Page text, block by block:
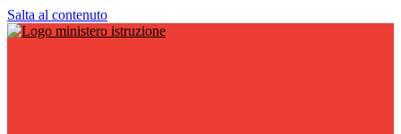
Salta al contenuto